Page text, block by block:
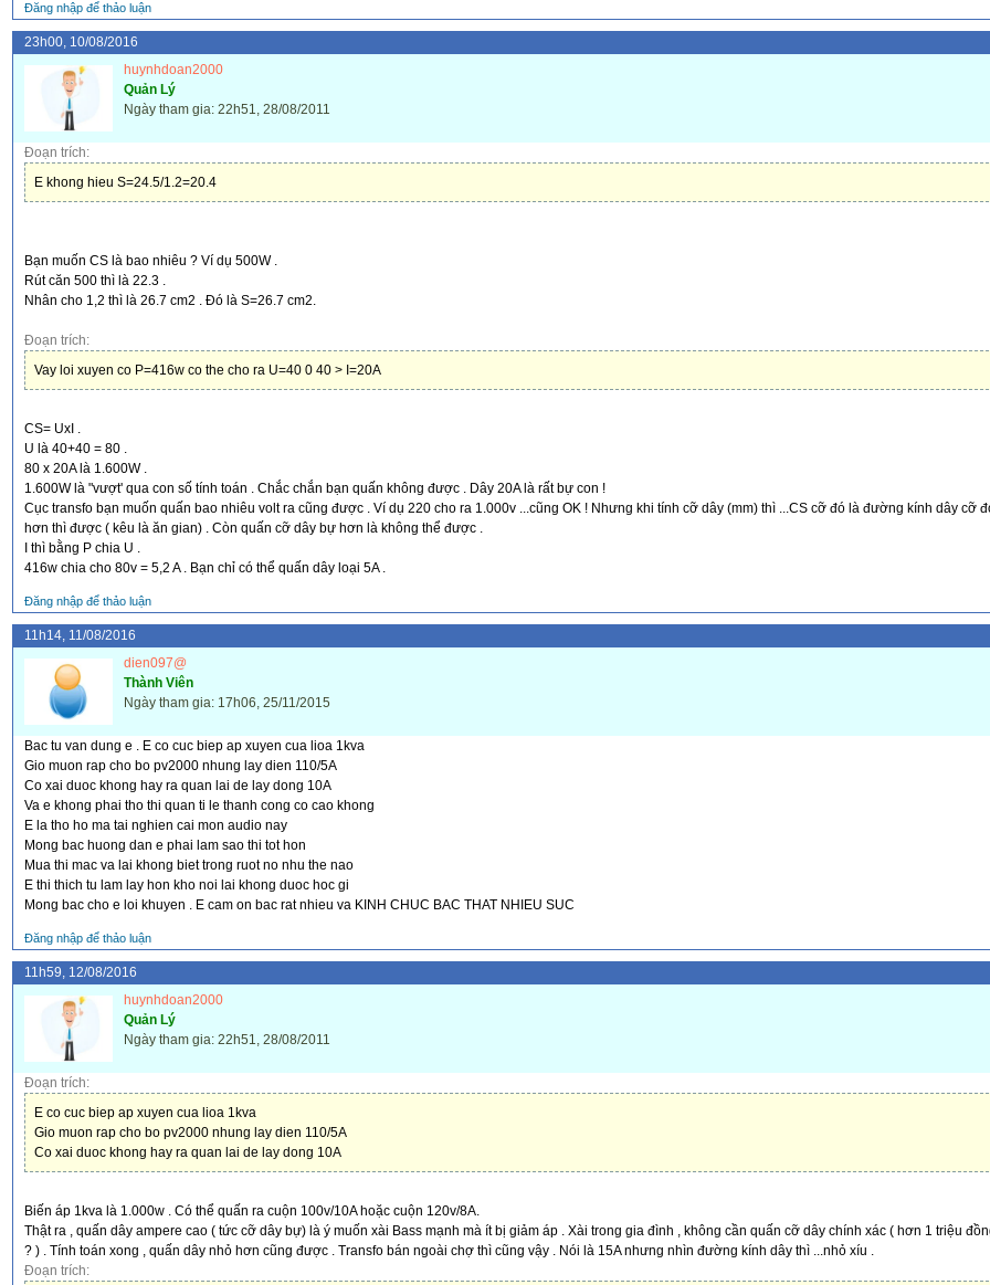
Đăng nhập để thảo luận
23h00, 10/08/2016
huynhdoan2000
Quản Lý
Ngày tham gia: 22h51, 28/08/2011
Đoạn trích:
E khong hieu S=24.5/1.2=20.4
Bạn muốn CS là bao nhiêu ? Ví dụ 500W .
Rút căn 500 thì là 22.3 .
Nhân cho 1,2 thì là 26.7 cm2 . Đó là S=26.7 cm2.
Đoạn trích:
Vay loi xuyen co P=416w co the cho ra U=40 0 40 > I=20A
CS= UxI .
U là 40+40 = 80 .
80 x 20A là 1.600W .
1.600W là "vượt' qua con số tính toán . Chắc chắn bạn quấn không được . Dây 20A là rất bự con !
Cục transfo bạn muốn quấn bao nhiêu volt ra cũng được . Ví dụ 220 cho ra 1.000v ...cũng OK ! Nhưng khi tính cỡ dây (mm) thì ...CS cỡ đó là đường kính dây cỡ
hơn thì được ( kêu là ăn gian) . Còn quấn cỡ dây bự hơn là không thể được .
I thì bằng P chia U .
416w chia cho 80v = 5,2 A . Bạn chỉ có thể quấn dây loại 5A .
Đăng nhập để thảo luận
11h14, 11/08/2016
dien097@
Thành Viên
Ngày tham gia: 17h06, 25/11/2015
Bac tu van dung e . E co cuc biep ap xuyen cua lioa 1kva
Gio muon rap cho bo pv2000 nhung lay dien 110/5A
Co xai duoc khong hay ra quan lai de lay dong 10A
Va e khong phai tho thi quan ti le thanh cong co cao khong
E la tho ho ma tai nghien cai mon audio nay
Mong bac huong dan e phai lam sao thi tot hon
Mua thi mac va lai khong biet trong ruot no nhu the nao
E thi thich tu lam lay hon kho noi lai khong duoc hoc gi
Mong bac cho e loi khuyen . E cam on bac rat nhieu va KINH CHUC BAC THAT NHIEU SUC
Đăng nhập để thảo luận
11h59, 12/08/2016
huynhdoan2000
Quản Lý
Ngày tham gia: 22h51, 28/08/2011
Đoạn trích:
E co cuc biep ap xuyen cua lioa 1kva
Gio muon rap cho bo pv2000 nhung lay dien 110/5A
Co xai duoc khong hay ra quan lai de lay dong 10A
Biến áp 1kva là 1.000w . Có thể quấn ra cuộn 100v/10A hoặc cuộn 120v/8A.
Thật ra , quấn dây ampere cao ( tức cỡ dây bự) là ý muốn xài Bass mạnh mà ít bị giảm áp . Xài trong gia đình , không cần quấn cỡ dây chính xác ( hơn 1 triệu
? ) . Tính toán xong , quấn dây nhỏ hơn cũng được . Transfo bán ngoài chợ thì cũng vậy . Nói là 15A nhưng nhìn đường kính dây thì ...nhỏ xíu .
Đoạn trích: